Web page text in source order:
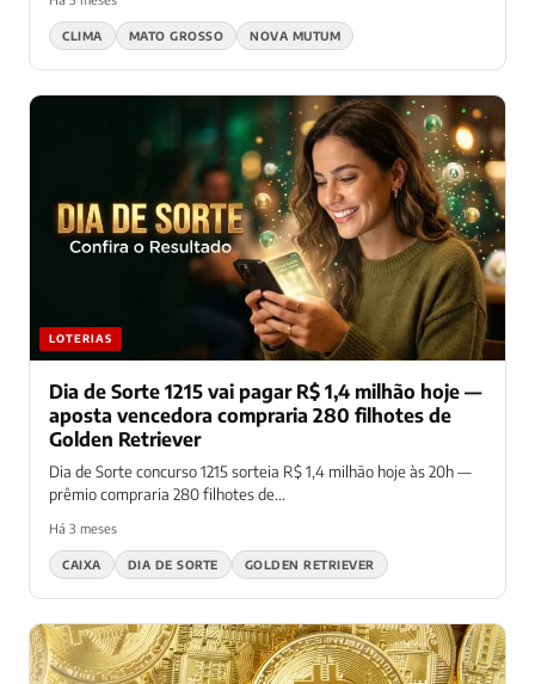
CLIMA MATO GROSSO NOVA MUTUM
LOTERIAS
Dia de Sorte 1215 vai pagar R$ 1,4 milhão hoje —
aposta vencedora compraria 280 filhotes de
Golden Retriever
Dia de Sorte concurso 1215 sorteia R$ 1,4 milhão hoje às 20h —
prêmio compraria 280 filhotes de...
Há 3 meses
CAIXA DIA DE SORTE GOLDEN RETRIEVER